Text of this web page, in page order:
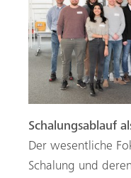
Schalungsablauf
Der wesentliche
Schalung und